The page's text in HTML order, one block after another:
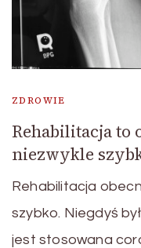
ZDROWIE
Rehabilitacja to
niezwykle
Rehabilitacja
szybko. Niegdyś
jest stosowana